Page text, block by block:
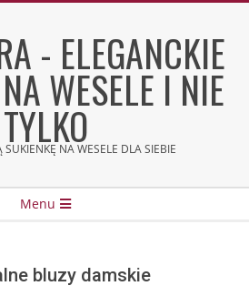
- ELEGANCKIE
WESELE I NIE
TYLKONA WESELE DLA SIEBIE
Menu
bluzy damskie